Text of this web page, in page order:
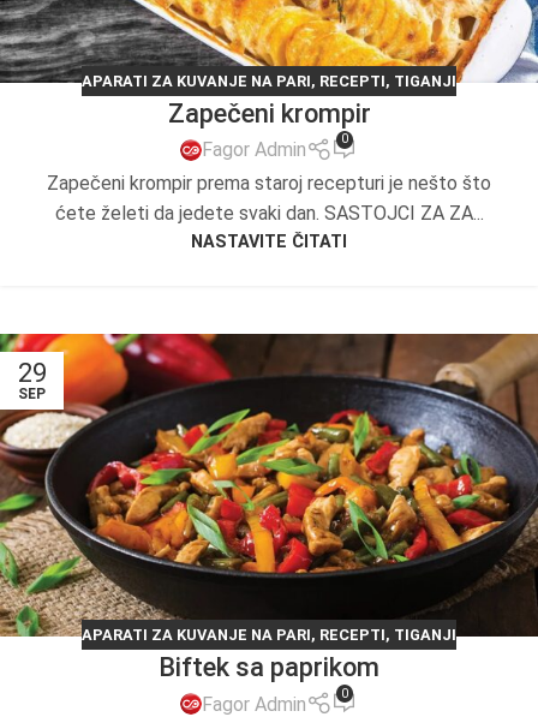
APARATI ZA KUVANJE NA PARI, RECEPTI, TIGANJI
Zapečeni krompir
Fagor Admin 0
Zapečeni krompir prema staroj recepturi je nešto što
ćete želeti da jedete svaki dan. SASTOJCI ZA ZA...
NASTAVITE ČITATI
29
SEP
APARATI ZA KUVANJE NA PARI, RECEPTI, TIGANJI
Biftek sa paprikom
Fagor Admin 0